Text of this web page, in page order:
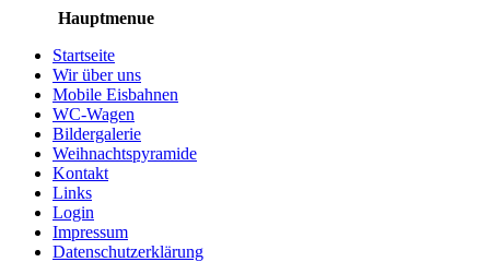
Hauptmenue
Startseite
Wir über uns
Mobile Eisbahnen
WC-Wagen
Bildergalerie
Weihnachtspyramide
Kontakt
Links
Login
Impressum
Datenschutzerklärung